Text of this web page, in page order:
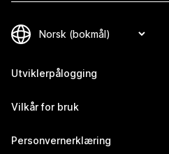
Utviklerpålogging
Vilkår for bruk
Personvernerklæring